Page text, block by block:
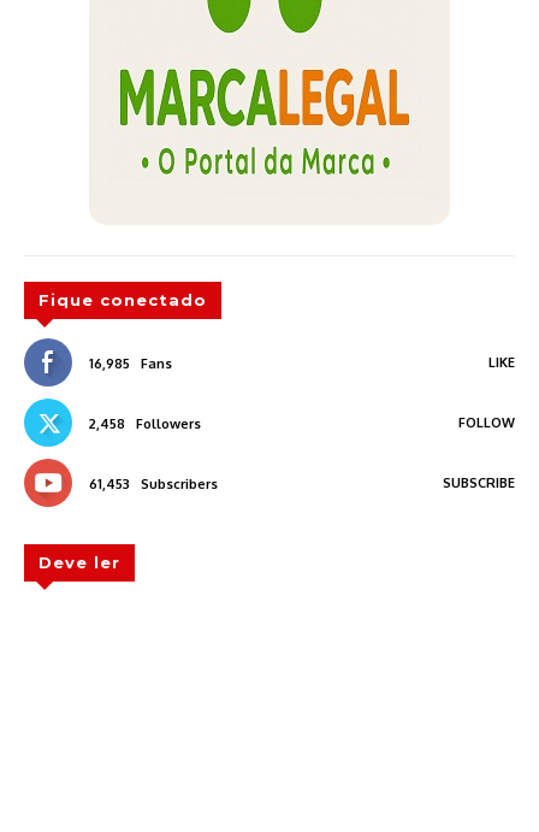
Fique conectado
16,985 Fans LIKE
2,458 Followers FOLLOW
61,453 Subscribers SUBSCRIBE
Deve ler